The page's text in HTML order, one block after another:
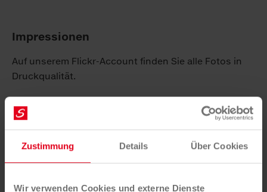
Zustimmung Details Über Cookies
Wir verwenden Cookies und externe Dienste
Impressionen
Auf unserem Flickr-Account finden Sie alle Fotos in
Druckqualität.